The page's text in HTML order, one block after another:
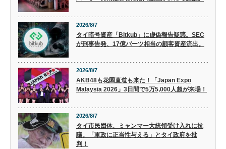
2026/8/7
タイ暗号資産「Bitkub」に虚偽報告疑惑。SEC
が刑事告発、17億バーツ相当の顧客資産流出。
2026/8/7
AKB48も花園直道も来た！「Japan Expo
Malaysia 2026」3日間で5万5,000人超が来場！
2026/8/7
タイ市民団体、ミャンマー大統領受け入れに抗
議。「軍政に正当性与える」とタイ政府を批
判！